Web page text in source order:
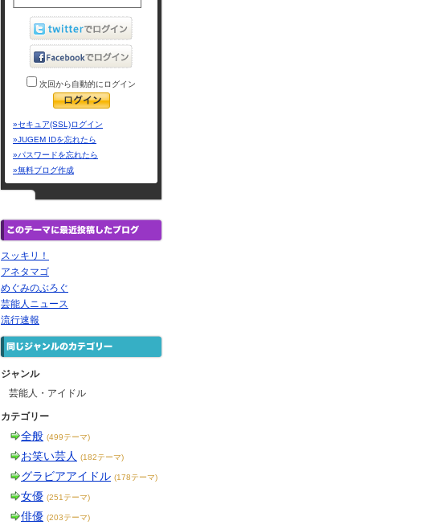
次回から自動的にログイン
»セキュア(SSL)ログイン
»JUGEM IDを忘れたら
»パスワードを忘れたら
»無料ブログ作成
スッキリ！
アネタマゴ
めぐみのぶろぐ
芸能人ニュース
流行速報
ジャンル
芸能人・アイドル
カテゴリー
全般 (499テーマ)
お笑い芸人 (182テーマ)
グラビアアイドル (178テーマ)
女優 (251テーマ)
俳優 (203テーマ)